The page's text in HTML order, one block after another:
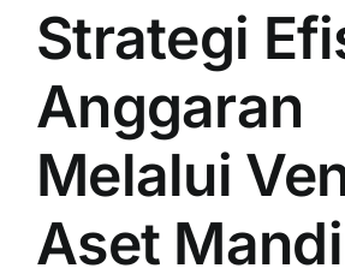
Strategi
Anggaran
Melalui
Aset